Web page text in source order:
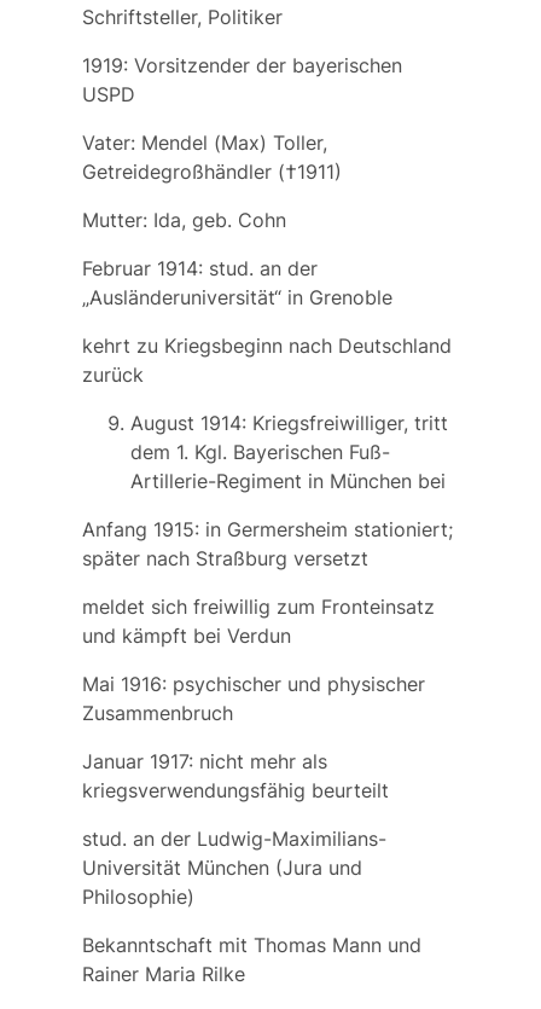
Schriftsteller, Politiker
1919: Vorsitzender der bayerischen
USPD
Vater: Mendel (Max) Toller,
Getreidegroßhändler (†1911)
Mutter: Ida, geb. Cohn
Februar 1914: stud. an der
„Ausländeruniversität“ in Grenoble
kehrt zu Kriegsbeginn nach Deutschland
zurück
August 1914: Kriegsfreiwilliger, tritt
dem 1. Kgl. Bayerischen Fuß-
Artillerie-Regiment in München bei
Anfang 1915: in Germersheim stationiert;
später nach Straßburg versetzt
meldet sich freiwillig zum Fronteinsatz
und kämpft bei Verdun
Mai 1916: psychischer und physischer
Zusammenbruch
Januar 1917: nicht mehr als
kriegsverwendungsfähig beurteilt
stud. an der Ludwig-Maximilians-
Universität München (Jura und
Philosophie)
Bekanntschaft mit Thomas Mann und
Rainer Maria Rilke